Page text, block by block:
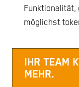
Funktionalität,
möglichst
IHR TEAM
MEHR.